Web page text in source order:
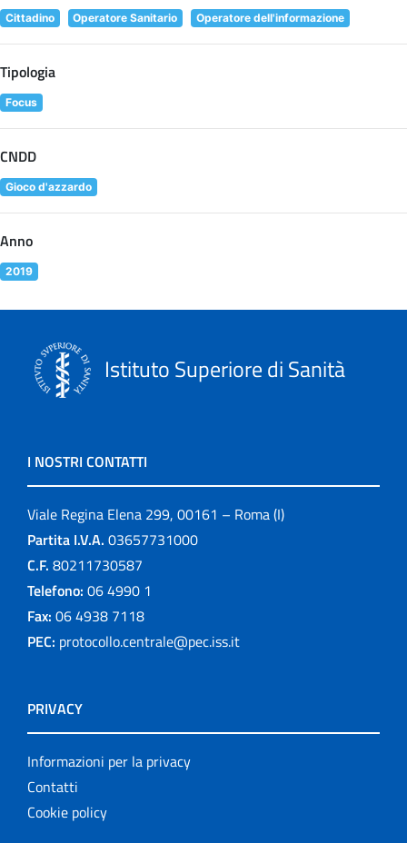
Cittadino Operatore Sanitario Operatore dell'informazione
Tipologia
Focus
CNDD
Gioco d'azzardo
Anno
2019
Istituto Superiore di Sanità
I NOSTRI CONTATTI
Viale Regina Elena 299, 00161 – Roma (I)
Partita I.V.A. 03657731000
C.F. 80211730587
Telefono: 06 4990 1
Fax: 06 4938 7118
PEC: protocollo.centrale@pec.iss.it
PRIVACY
Informazioni per la privacy
Contatti
Cookie policy